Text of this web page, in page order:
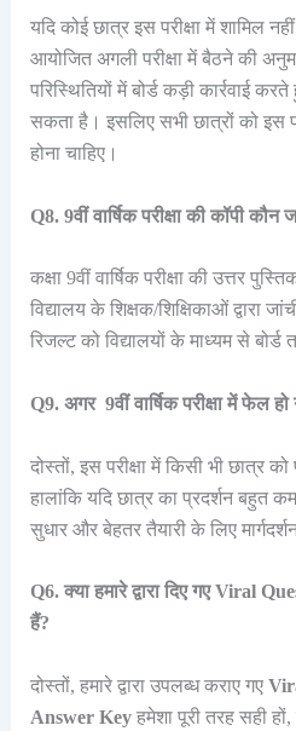
यदि कोई छात्र इस परीक्षा में शामिल नहीं
आयोजित अगली परीक्षा में बैठने की
परिस्थितियों में बोर्ड कड़ी कार्रवाई
सकता है। इसलिए सभी छात्रों को इस
होना चाहिए।
Q8. 9वीं वार्षिक परीक्षा की कॉपी कौन
कक्षा 9वीं वार्षिक परीक्षा की उत्तर
विद्यालय के शिक्षक/शिक्षिकाओं द्वारा
रिजल्ट को विद्यालयों के माध्यम से
Q9. अगर 9वीं वार्षिक परीक्षा में फेल हो
दोस्तों, इस परीक्षा में किसी भी छात्र
हालांकि यदि छात्र का प्रदर्शन बहुत
सुधार और बेहतर तैयारी के लिए
Q6. क्या हमारे द्वारा दिए गए Viral
हैं?
दोस्तों, हमारे द्वारा उपलब्ध कराए गए
Answer Keyहमेशा पूरी तरह सही